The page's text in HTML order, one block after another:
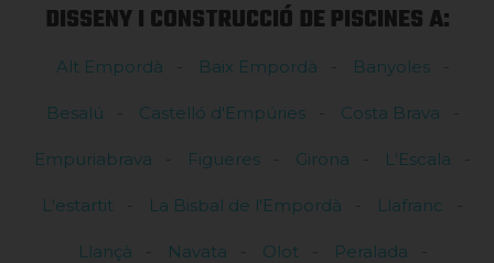
DISSENY I CONSTRUCCIÓ DE PISCINES A:
Alt Empordà Baix Empordà Banyoles
Besalú Castelló d'Empúries Costa Brava
Empuriabrava Figueres Girona L'Escala
L'estartit La Bisbal de l'Empordà Llafranc
Llançà Navata Olot Peralada